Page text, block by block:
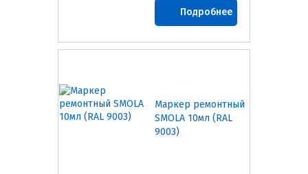
Подробнее
Маркер ремонтный
SMOLA 10мл (RAL
9003)